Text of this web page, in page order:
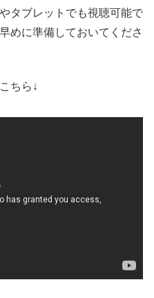
タブレットでも視聴可能で
めに準備しておいてくださ
ちら↓